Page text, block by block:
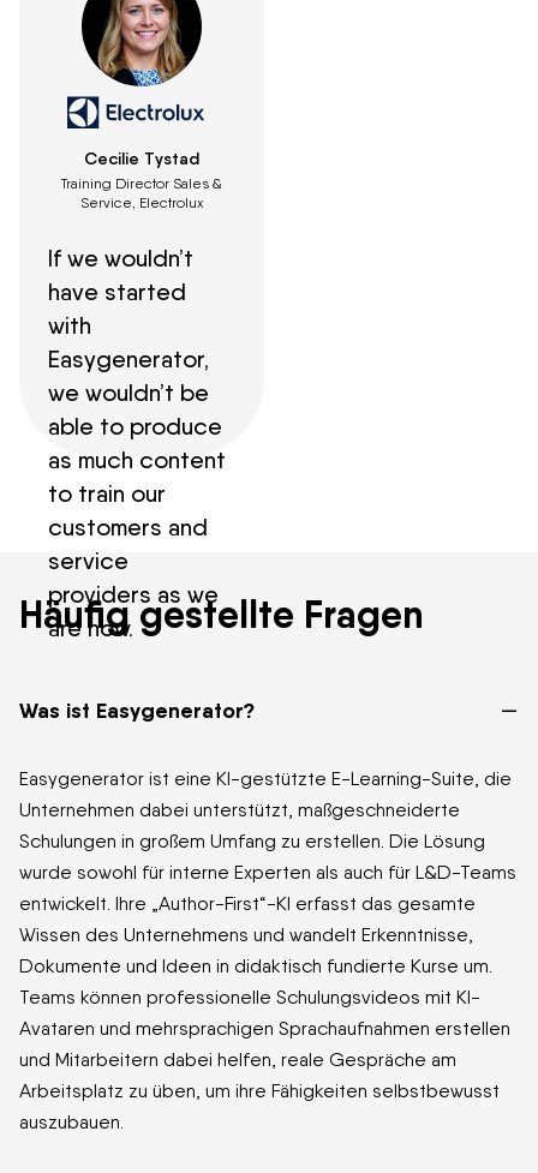
Cecilie Tystad
Training Director Sales &
Service, Electrolux
If we wouldn’t
have started
with
Easygenerator,
we wouldn’t be
able to produce
as much content
to train our
customers and
service
providers as we
are now.
Häufig gestellte Fragen
Was ist Easygenerator? –
Easygenerator ist eine KI-gestützte E-Learning-Suite, die
Unternehmen dabei unterstützt, maßgeschneiderte
Schulungen in großem Umfang zu erstellen. Die Lösung
wurde sowohl für interne Experten als auch für L&D-Teams
entwickelt. Ihre „Author-First“-KI erfasst das gesamte
Wissen des Unternehmens und wandelt Erkenntnisse,
Dokumente und Ideen in didaktisch fundierte Kurse um.
Teams können professionelle Schulungsvideos mit KI-
Avataren und mehrsprachigen Sprachaufnahmen erstellen
und Mitarbeitern dabei helfen, reale Gespräche am
Arbeitsplatz zu üben, um ihre Fähigkeiten selbstbewusst
auszubauen.